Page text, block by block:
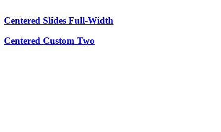
Centered Slides Full-Width
Centered Custom Two